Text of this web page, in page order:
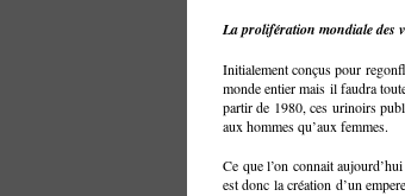
La prolifération mondiale des
Initialement conçus pour
monde entier mais il faudra
partir de 1980, ces urinoirs
aux hommes qu’aux femmes.
Ce que l’on connait
est donc la création d’un